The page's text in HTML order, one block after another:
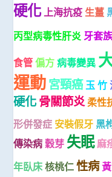
硬化上海抗疫 生薑
丙型病毒性肝炎 牙套族
食管 偏方 病毒變異
運動宮頸癌玉 竹
硬化骨關節炎 柔性
形併發症 安裝假牙 黑
傳染病 穀芽 失眠麻
年臥床 核桃仁 性病